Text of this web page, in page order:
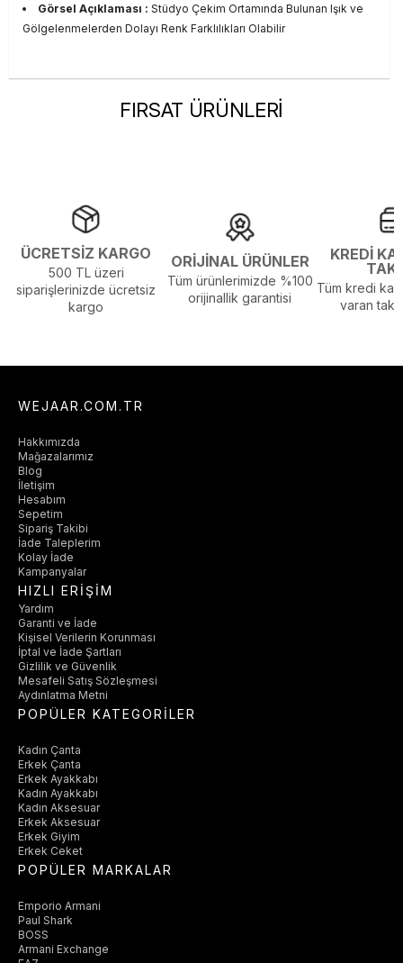
Görsel Açıklaması : Stüdyo Çekim Ortamında Bulunan Işık ve
Gölgelenmelerden Dolayı Renk Farklılıkları Olabilir
FIRSAT ÜRÜNLERİ
ÜCRETSİZ KARGO
500 TL üzeri
siparişlerinizde ücretsiz
kargo
ORİJİNAL ÜRÜNLER
Tüm ürünlerimizde %100
orijinallik garantisi
KREDİ
Tüm kredi
varan
WEJAAR.COM.TR
Hakkımızda
Mağazalarımız
Blog
İletişim
Hesabım
Sepetim
Sipariş Takibi
İade Taleplerim
Kolay İade
Kampanyalar
HIZLI ERİŞİM
Yardım
Garanti ve İade
Kişisel Verilerin Korunması
İptal ve İade Şartları
Gizlilik ve Güvenlik
Mesafeli Satış Sözleşmesi
Aydınlatma Metni
POPÜLER KATEGORİLER
Kadın Çanta
Erkek Çanta
Erkek Ayakkabı
Kadın Ayakkabı
Kadın Aksesuar
Erkek Aksesuar
Erkek Giyim
Erkek Ceket
POPÜLER MARKALAR
Emporio Armani
Paul Shark
BOSS
Armani Exchange